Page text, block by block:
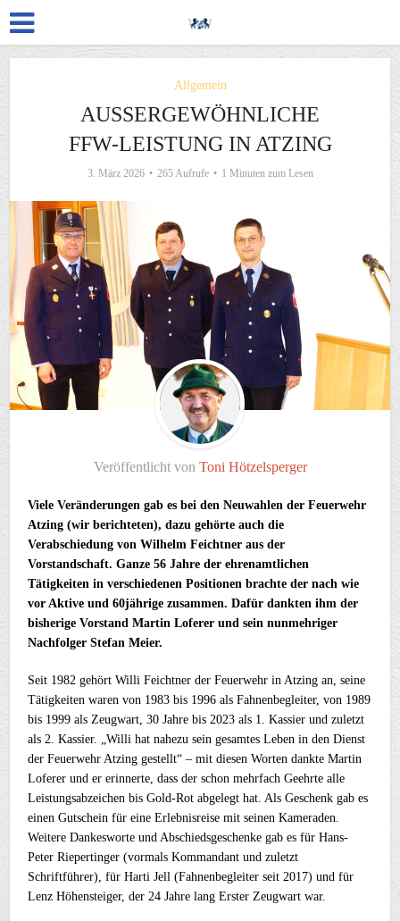
Allgemein
AUSSERGEWÖHNLICHE F
FW-LEISTUNG IN ATZING
3. März 2026 265 Aufrufe 1 Minuten zum Lesen
Veröffentlicht von Toni Hötzelsperger
Viele Veränderungen gab es bei den Neuwahlen der Feuerwehr
Atzing (wir berichteten), dazu gehörte auch die
Verabschiedung von Wilhelm Feichtner aus der
Vorstandschaft. Ganze 56 Jahre der ehrenamtlichen
Tätigkeiten in verschiedenen Positionen brachte der nach wie
vor Aktive und 60jährige zusammen. Dafür dankten ihm der
bisherige Vorstand Martin Loferer und sein nunmehriger
Nachfolger Stefan Meier.
Seit 1982 gehört Willi Feichtner der Feuerwehr in Atzing an, seine
Tätigkeiten waren von 1983 bis 1996 als Fahnenbegleiter, von 1989
bis 1999 als Zeugwart, 30 Jahre bis 2023 als 1. Kassier und zuletzt
als 2. Kassier. „Willi hat nahezu sein gesamtes Leben in den Dienst
der Feuerwehr Atzing gestellt“ – mit diesen Worten dankte Martin
Loferer und er erinnerte, dass der schon mehrfach Geehrte alle
Leistungsabzeichen bis Gold-Rot abgelegt hat. Als Geschenk gab es
einen Gutschein für eine Erlebnisreise mit seinen Kameraden.
Weitere Dankesworte und Abschiedsgeschenke gab es für Hans-
Peter Riepertinger (vormals Kommandant und zuletzt
Schriftführer), für Harti Jell (Fahnenbegleiter seit 2017) und für
Lenz Höhensteiger, der 24 Jahre lang Erster Zeugwart war.